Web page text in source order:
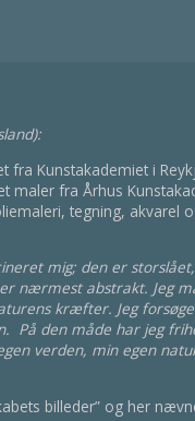
fra Kunstakademiet i
maler fra Århus
tegning, akvarel
mig; den er
nærmest abstrakt. Jeg
kræfter. Jeg
På den måde har jeg
verden, min egen
billeder” og her